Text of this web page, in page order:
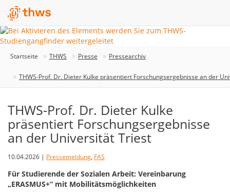
Startseite THWS Presse Pressearchiv
THWS-Prof. Dr. Dieter Kulke präsentiert Forschungsergebnisse an der
THWS-Prof. Dr. Dieter Kulke
präsentiert Forschungsergebnisse
an der Universität Triest
10.04.2026 | Pressemeldung, FAS
Für Studierende der Sozialen Arbeit: Vereinbarung
„ERASMUS+“ mit Mobilitätsmöglichkeiten